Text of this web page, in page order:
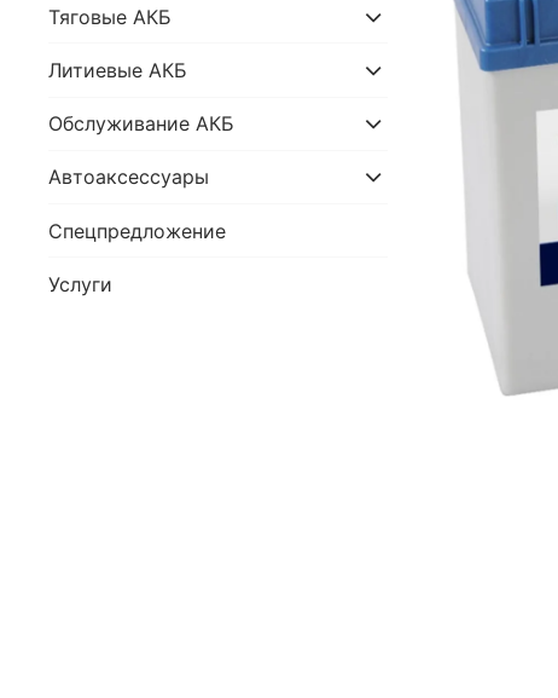
Тяговые АКБ
Литиевые АКБ
Обслуживание АКБ
Автоаксессуары
Спецпредложение
Услуги